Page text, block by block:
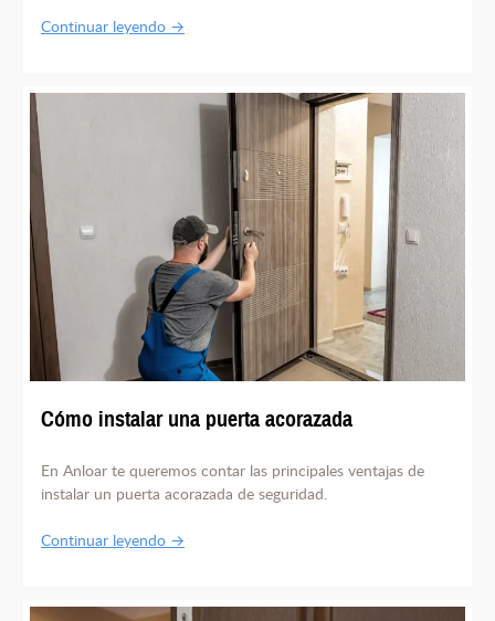
Continuar leyendo →
Cómo instalar una puerta acorazada
En Anloar te queremos contar las principales ventajas de
instalar un puerta acorazada de seguridad.
Continuar leyendo →